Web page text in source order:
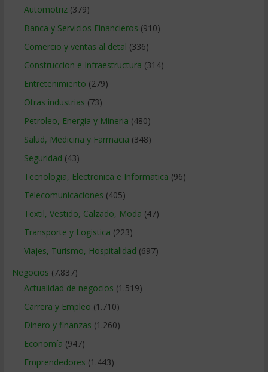
Automotriz(379)
Banca y Servicios Financieros (910)
Comercio y ventas al detal (336)
Construccion e Infraestructura (314)
Entretenimiento (279)
Otras industrias (73)
Petroleo, Energia y Mineria (480)
Salud, Medicina y Farmacia (348)
Seguridad (43)
Tecnologia, Electronica e Informatica (96)
Telecomunicaciones (405)
Textil, Vestido, Calzado, Moda (47)
Transporte y Logistica (223)
Viajes, Turismo, Hospitalidad (697)
Negocios (7.837)
Actualidad de negocios (1.519)
Carrera y Empleo (1.710)
Dinero y finanzas (1.260)
Economía (947)
Emprendedores (1.443)